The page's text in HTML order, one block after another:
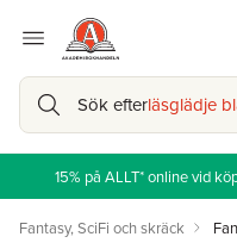
Sök efterläsglädje
15% på ALLT* online vid
Fantasy, SciFi och skräck